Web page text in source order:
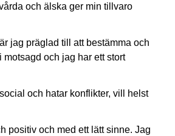
och älska ger min tillvaro
jag präglad till att bestämma och
och jag har ett stort
och hatar konflikter, vill helst
positiv och med ett lätt sinne. Jag